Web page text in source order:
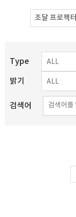
조달 프로젝터
Type
밝기
검색어